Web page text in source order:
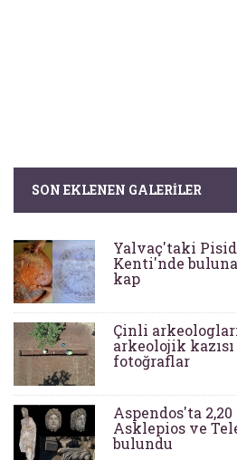
SON EKLENEN GALERILER
Yalvaç'taki
Kenti'nde
kap
Çinli
arkeolojik
fotoğraflar
Aspendos'ta
Asklepios ve
bulundu